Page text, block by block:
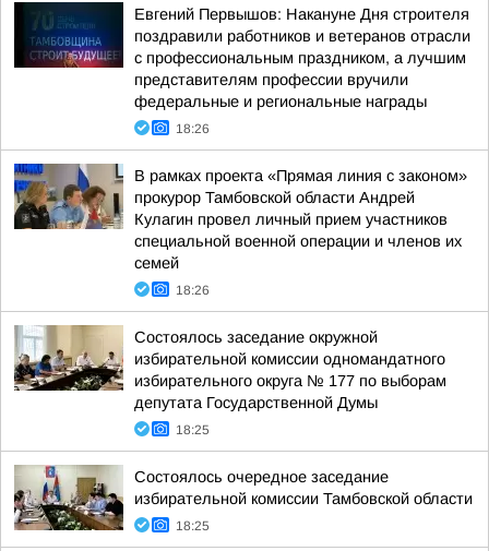
Евгений Первышов: Накануне Дня строителя
поздравили работников и ветеранов отрасли
с профессиональным праздником, а лучшим
представителям профессии вручили
федеральные и региональные награды
18:26
В рамках проекта «Прямая линия с законом»
прокурор Тамбовской области Андрей
Кулагин провел личный прием участников
специальной военной операции и членов их
семей
18:26
Состоялось заседание окружной
избирательной комиссии одномандатного
избирательного округа № 177 по выборам
депутата Государственной Думы
18:25
Состоялось очередное заседание
избирательной комиссии Тамбовской области
18:25